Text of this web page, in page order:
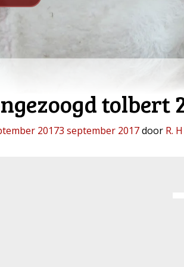
tolbert
20173 september 2017door R. H